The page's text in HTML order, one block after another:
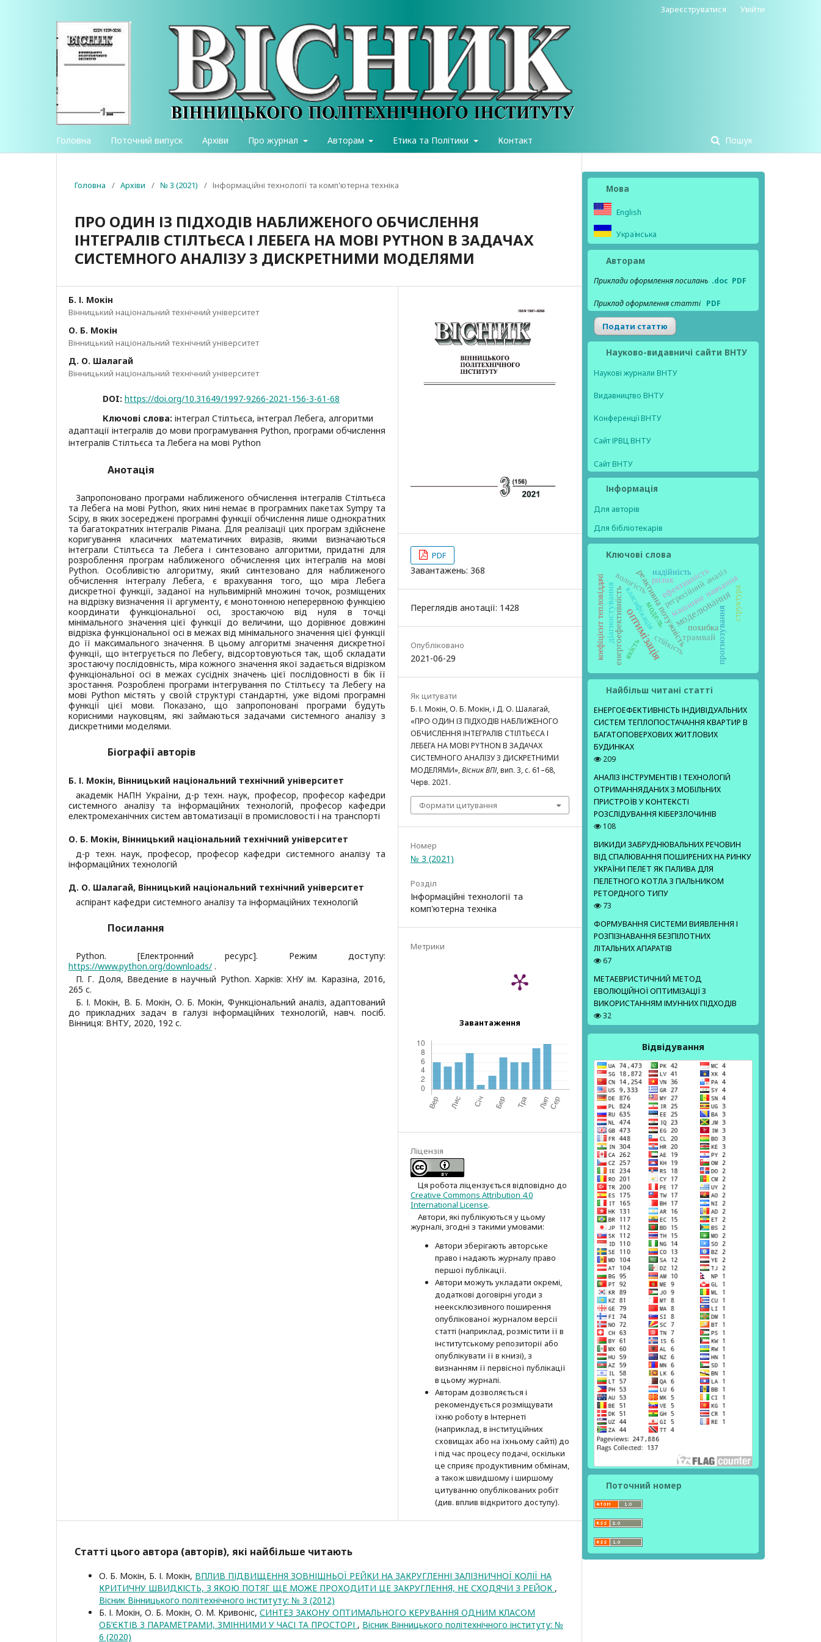
Головна Поточний випуск Архіви Про журнал Авторам Етика та Політики Контакт Пошук
Зареєструватися Увійти
Головна / Архіви / № 3 (2021) / Інформаційні технології та комп'ютерна техніка
ПРО ОДИН ІЗ ПІДХОДІВ НАБЛИЖЕНОГО ОБЧИСЛЕННЯ
ІНТЕГРАЛІВ СТІЛТЬЄСА І ЛЕБЕГА НА МОВІ PYTHON В ЗАДАЧАХ
СИСТЕМНОГО АНАЛІЗУ З ДИСКРЕТНИМИ МОДЕЛЯМИ
Б. І. Мокін
Вінницький національний технічний університет
О. Б. Мокін
Вінницький національний технічний університет
Д. О. Шалагай
Вінницький національний технічний університет
DOI: https://doi.org/10.31649/1997-9266-2021-156-3-61-68
Ключові слова: інтеграл Стілтьєса, інтеграл Лебега, алгоритми
адаптації інтегралів до мови програмування Python, програми обчислення
інтегралів Стілтьєса та Лебега на мові Python
Анотація
Запропоновано програми наближеного обчислення інтегралів Стілтьєса
та Лебега на мові Python, яких нині немає в програмних пакетах Sympy та
Scipy, в яких зосереджені програмні функції обчислення лише однократних
та багатократних інтегралів Рімана. Для реалізації цих програм здійснене
коригування класичних математичних виразів, якими визначаються
інтеграли Стілтьєса та Лебега і синтезовано алгоритми, придатні для
розроблення програм наближеного обчислення цих інтегралів на мові
Python. Особливістю алгоритму, який синтезовано для наближеного
обчислення інтегралу Лебега, є врахування того, що міра Лебега
дискретної функції, заданої на нульвимірній множині точок, розміщених
на відрізку визначення її аргументу, є монотонною неперервною функцією
координати функціональної осі, зростаючою від нуля в точці
мінімального значення цієї функції до величини, що дорівнює довжині
відрізка функціональної осі в межах від мінімального значення цієї функції
до її максимального значення. В цьому алгоритмі значення дискретної
функції, що інтегрується по Лебегу, відсортовуються так, щоб складати
зростаючу послідовність, міра кожного значення якої задається відрізком
функціональної осі в межах сусідніх значень цієї послідовності в бік її
зростання. Розроблені програми інтегрування по Стілтьєсу та Лебегу на
мові Python містять у своїй структурі стандартні, уже відомі програмні
функції цієї мови. Показано, що запропоновані програми будуть
корисними науковцям, які займаються задачами системного аналізу з
дискретними моделями.
Біографії авторів
Б. І. Мокін, Вінницький національний технічний університет
академік НАПН України, д-р техн. наук, професор, професор кафедри
системного аналізу та інформаційних технологій, професор кафедри
електромеханічних систем автоматизації в промисловості і на транспорті
О. Б. Мокін, Вінницький національний технічний університет
д-р техн. наук, професор, професор кафедри системного аналізу та
інформаційних технологій
Д. О. Шалагай, Вінницький національний технічний університет
аспірант кафедри системного аналізу та інформаційних технологій
Посилання
Python. [Електронний ресурс]. Режим доступу:
https://www.python.org/downloads/ .
П. Г. Доля, Введение в научный Python. Харків: ХНУ ім. Каразіна, 2016,
265 с.
Б. І. Мокін, В. Б. Мокін, О. Б. Мокін, Функціональний аналіз, адаптований
до прикладних задач в галузі інформаційних технологій, навч. посіб.
Вінниця: ВНТУ, 2020, 192 с.
PDF
Завантажень: 368
Переглядів анотації: 1428
Опубліковано
2021-06-29
Як цитувати
Б. І. Мокін, О. Б. Мокін, і Д. О. Шалагай,
«ПРО ОДИН ІЗ ПІДХОДІВ НАБЛИЖЕНОГО
ОБЧИСЛЕННЯ ІНТЕГРАЛІВ СТІЛТЬЄСА І
ЛЕБЕГА НА МОВІ PYTHON В ЗАДАЧАХ
СИСТЕМНОГО АНАЛІЗУ З ДИСКРЕТНИМИ
МОДЕЛЯМИ»,Вісник ВПІ, вип. 3, с. 61–68,
Черв. 2021.
Формати цитування
Номер
№ 3 (2021)
Розділ
Інформаційні технології та
комп'ютерна техніка
Метрики
Завантаження
Ліцензія
Ця робота ліцензується відповідно до
Creative Commons Attribution 4.0
International License.
Автори, які публікуються у цьому
журналі, згодні з такими умовами:
Автори зберігають авторське
право і надають журналу право
першої публі­кації.
Автори можуть укладати окремі,
додат­кові договірні угоди з
неексклюзив­ного поширення
опублікованої журналом версії
статті (наприклад, розмістити її в
інститутському репозиторії або
опубліку­вати її в книзі), з
визнанням її первісної публікації
в цьому журналі.
Авторам дозволяється і
рекомендується розміщувати
їхню роботу в Інтернеті
(наприклад, в інституційних
сховищах або на їхньому сайті) до
і під час процесу подачі, оскільки
це сприяє продуктивним обмінам,
а також швидшому і ширшому
цитуванню опубліко­ва­них робіт
(див. вплив відкритого доступу).
Статті цього автора (авторів), які найбільше читають
О. Б. Мокін, Б. І. Мокін, ВПЛИВ ПІДВИЩЕННЯ ЗОВНІШНЬОЇ РЕЙКИ НА ЗАКРУГЛЕННІ ЗАЛІЗНИЧНОЇ КОЛІЇ НА
КРИТИЧНУ ШВИДКІСТЬ, З ЯКОЮ ПОТЯГ ЩЕ МОЖЕ ПРОХОДИТИ ЦЕ ЗАКРУГЛЕННЯ, НЕ СХОДЯЧИ З РЕЙОК ,
Вісник Вінницького політехнічного інституту: № 3 (2012)
Б. І. Мокін, О. Б. Мокін, О. М. Кривоніс, СИНТЕЗ ЗАКОНУ ОПТИМАЛЬНОГО КЕРУВАННЯ ОДНИМ КЛАСОМ
ОБ’ЄКТІВ З ПАРАМЕТРАМИ, ЗМІННИМИ У ЧАСІ ТА ПРОСТОРІ , Вісник Вінницького політехнічного інституту: №
6 (2020)
Мова
English
Українська
Авторам
Приклади оформлення посилань .doc PDF
Приклад оформлення статті PDF
Подати статтю
Науково-видавничі сайти ВНТУ
Наукові журнали ВНТУ
Видавництво ВНТУ
Конференції ВНТУ
Сайт ІРВЦ ВНТУ
Сайт ВНТУ
Інформація
Для авторів
Для бібліотекарів
Ключові слова
оптимізація моделювання
реактивна потужність
ефективність
машинне навчання
модель прогнозування
енергоефективність
діагностування трамвай
вологість ризик
структура
стійкість
регресійний аналіз
якість
класифікація
коефіцієнт тепловіддачі
надійність
похибка
Найбільш читані статті
ЕНЕРГОЕФЕКТИВНІСТЬ ІНДИВІДУАЛЬНИХ
СИСТЕМ ТЕПЛОПОСТАЧАННЯ КВАРТИР В
БАГАТОПОВЕРХОВИХ ЖИТЛОВИХ
БУДИНКАХ
209
АНАЛІЗ ІНСТРУМЕНТІВ І ТЕХНОЛОГІЙ
ОТРИМАННЯДАНИХ З МОБІЛЬНИХ
ПРИСТРОЇВ У КОНТЕКСТІ
РОЗСЛІДУВАННЯ КІБЕРЗЛОЧИНІВ
108
ВИКИДИ ЗАБРУДНЮВАЛЬНИХ РЕЧОВИН
ВІД СПАЛЮВАННЯ ПОШИРЕНИХ НА РИНКУ
УКРАЇНИ ПЕЛЕТ ЯК ПАЛИВА ДЛЯ
ПЕЛЕТНОГО КОТЛА З ПАЛЬНИКОМ
РЕТОРДНОГО ТИПУ
73
ФОРМУВАННЯ СИСТЕМИ ВИЯВЛЕННЯ І
РОЗПІЗНАВАННЯ БЕЗПІЛОТНИХ
ЛІТАЛЬНИХ АПАРАТІВ
67
МЕТАЕВРИСТИЧНИЙ МЕТОД
ЕВОЛЮЦІЙНОЇ ОПТИМІЗАЦІЇ З
ВИКОРИСТАННЯМ ІМУННИХ ПІДХОДІВ
32
Відвідування
Поточний номер